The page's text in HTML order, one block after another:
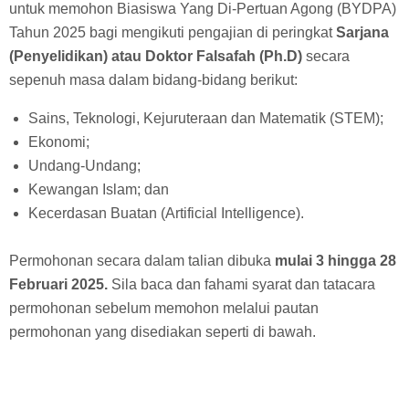
untuk memohon Biasiswa Yang Di-Pertuan Agong (BYDPA)
Tahun 2025 bagi mengikuti pengajian di peringkatSarjana
(Penyelidikan) atau Doktor Falsafah (Ph.D) secara
sepenuh masa dalam bidang-bidang berikut:
Sains, Teknologi, Kejuruteraan dan Matematik (STEM);
Ekonomi;
Undang-Undang;
Kewangan Islam; dan
Kecerdasan Buatan (Artificial Intelligence).
Permohonan secara dalam talian dibuka mulai 3 hingga 28
Februari 2025. Sila baca dan fahami syarat dan tatacara
permohonan sebelum memohon melalui pautan
permohonan yang disediakan seperti di bawah.